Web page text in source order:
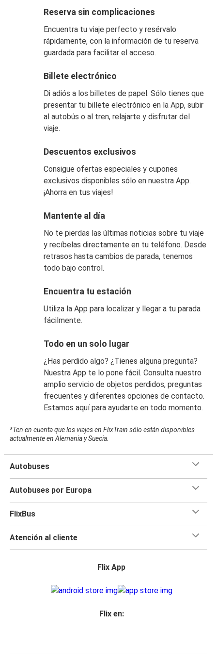
Reserva sin complicaciones
Encuentra tu viaje perfecto y resérvalo
rápidamente, con la información de tu reserva
guardada para facilitar el acceso.
Billete electrónico
Di adiós a los billetes de papel. Sólo tienes que
presentar tu billete electrónico en la App, subir
al autobús o al tren, relajarte y disfrutar del
viaje.
Descuentos exclusivos
Consigue ofertas especiales y cupones
exclusivos disponibles sólo en nuestra App.
¡Ahorra en tus viajes!
Mantente al día
No te pierdas las últimas noticias sobre tu viaje
y recíbelas directamente en tu teléfono. Desde
retrasos hasta cambios de parada, tenemos
todo bajo control.
Encuentra tu estación
Utiliza la App para localizar y llegar a tu parada
fácilmente.
Todo en un solo lugar
¿Has perdido algo? ¿Tienes alguna pregunta?
Nuestra App te lo pone fácil. Consulta nuestro
amplio servicio de objetos perdidos, preguntas
frecuentes y diferentes opciones de contacto.
Estamos aquí para ayudarte en todo momento.
*Ten en cuenta que los viajes en FlixTrain sólo están disponibles
actualmente en Alemania y Suecia.
Autobuses
Autobuses por Europa
FlixBus
Atención al cliente
Flix App
Flix en: